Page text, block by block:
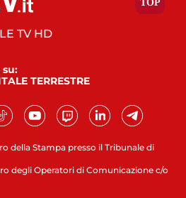
della Stampa presso il Tribunale di
degli Operatori di Comunicazione c/o
TV HD
su:
TERRESTRE